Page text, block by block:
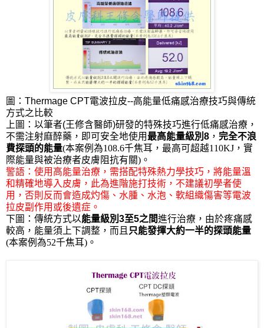
圖： Thermage CPT電波拉皮--高能量低痛感治療技巧與傳統
方式之比較
上圖： 以筆者(王修含醫師)研發的特殊技巧進行低痛感治療，
不需注射麻醉藥，即可安全地使用最高能量級別 8 ， 完全不浪
費探頭的能量(本案例為108.6千焦耳，最高可超越110KJ，實
際能量與被治療者皮膚阻抗有關)。
警語：使用高能量治療，需搭配特殊熱力學技巧，將能量溫
和精確地導入皮膚，此為進階施打技術，不建議初學者使
用，否則反而會造成灼傷、水腫、水泡、軟組織傷害等電波
拉皮副作用或後遺症。
下圖： 傳統方式以能量級別 3至5之間進行治療，由於疼痛感
較高，能量須上下調整，而且 只能發揮大約一半的探頭能量
(本案例為52千焦耳)。